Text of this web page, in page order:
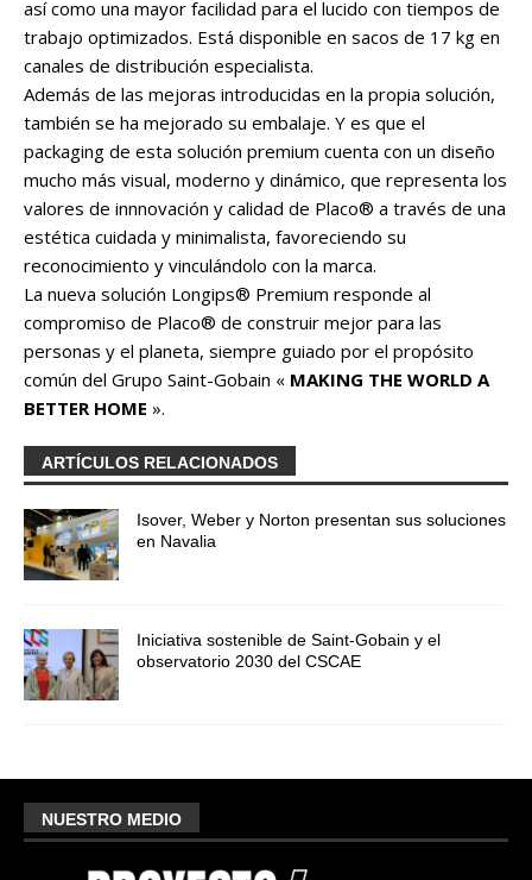
así como una mayor facilidad para el lucido con tiempos de
trabajo optimizados. Está disponible en sacos de 17 kg en
canales de distribución especialista.
Además de las mejoras introducidas en la propia solución,
también se ha mejorado su embalaje. Y es que el
packaging de esta solución premium cuenta con un diseño
mucho más visual, moderno y dinámico, que representa los
valores de innnovación y calidad de Placo® a través de una
estética cuidada y minimalista, favoreciendo su
reconocimiento y vinculándolo con la marca.
La nueva solución Longips® Premium responde al
compromiso de Placo® de construir mejor para las
personas y el planeta, siempre guiado por el propósito
común del Grupo Saint-Gobain « MAKING THE WORLD A
BETTER HOME ».
ARTÍCULOS RELACIONADOS
Isover, Weber y Norton presentan sus soluciones
en Navalia
Iniciativa sostenible de Saint-Gobain y el
observatorio 2030 del CSCAE
NUESTRO MEDIO